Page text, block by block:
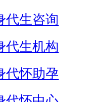
代生咨询
代生机构
代怀助孕